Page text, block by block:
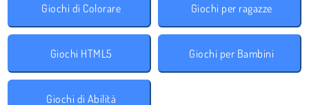
Giochi di Colorare Giochi per ragazze
Giochi HTML5 Giochi per Bambini
Giochi di Abilità